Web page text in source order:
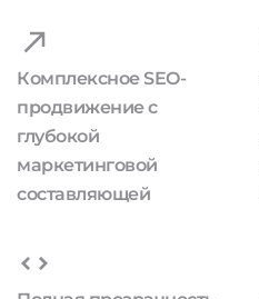
Комплексное SEO-
продвижение с
глубокой
маркетинговой
составляющей